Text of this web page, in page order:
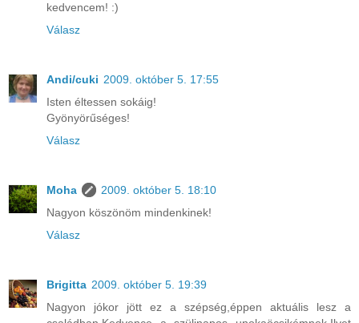
kedvencem! :)
Válasz
Andi/cuki 2009. október 5. 17:55
Isten éltessen sokáig!
Gyönyörűséges!
Válasz
Moha
2009. október 5. 18:10
Nagyon köszönöm mindenkinek!
Válasz
Brigitta 2009. október 5. 19:39
Nagyon jókor jött ez a szépség,éppen aktuális lesz a